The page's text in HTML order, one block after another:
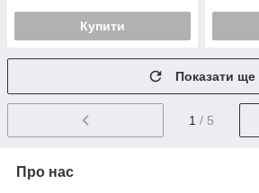
Купити
Показати ще
1 / 5
Про нас